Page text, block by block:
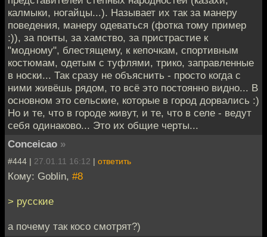
калмыки, ногайцы...). Называет их так за манеру
поведения, манеру одеваться (фотка тому пример
:)), за понты, за хамство, за пристрастие к
"модному", блестящему, к кепочкам, спортивным
костюмам, одетым с туфлями, трико, заправленные
в носки... Так сразу не объяснить - просто когда с
ними живёшь рядом, то всё это постоянно видно... В
основном это сельские, которые в город дорвались :)
Но и те, что в городе живут, и те, что в селе - ведут
себя одинаково... Это их общие черты...
Conceicao »
#444 | 27.01.11 16:12 | ответить
Кому: Goblin, #8
> русские
а почему так косо смотрят?)